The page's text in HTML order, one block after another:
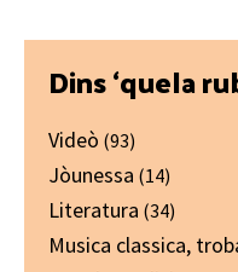
Primary
Sidebar
Dins ‘quela
Videò (93)
Jòunessa (14)
Literatura (34)
Musica classica,